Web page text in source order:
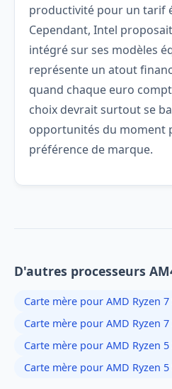
productivité pour un tarif
Cependant, Intel
intégré sur ses modèles
représente un atout
quand chaque euro
choix devrait surtout se
opportunités du moment
préférence de marque.
D'autres processeurs
Carte mère pour AMD Ryzen 7
Carte mère pour AMD Ryzen 7
Carte mère pour AMD Ryzen 5
Carte mère pour AMD Ryzen 5